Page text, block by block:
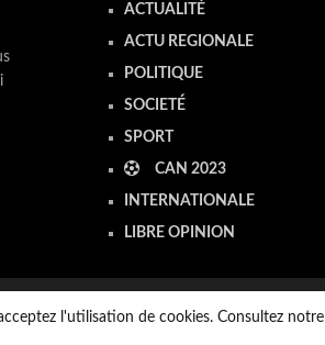
ACTUALITÉ
ACTU REGIONALE
POLITIQUE
SOCIETÉ
SPORT
CAN 2023
INTERNATIONALE
LIBRE OPINION
l'utilisation de cookies. Consultez notre